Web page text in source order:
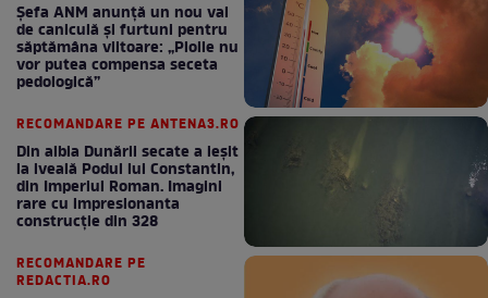
Șefa ANM anunță un nou val
de caniculă și furtuni pentru
săptămâna viitoare: „Ploile nu
vor putea compensa seceta
pedologică”
RECOMANDARE PE ANTENA3.RO
Din albia Dunării secate a ieșit
la iveală Podul lui Constantin,
din Imperiul Roman. Imagini
rare cu impresionanta
construcție din 328
RECOMANDARE PE
REDACTIA.RO